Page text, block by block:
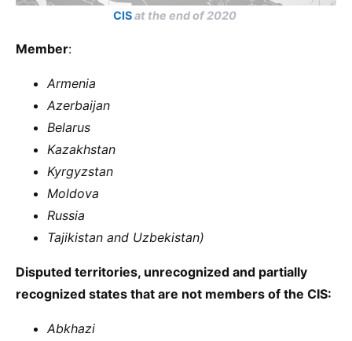
CISat the end of 2020
Member:
Armenia
Azerbaijan
Belarus
Kazakhstan
Kyrgyzstan
Moldova
Russia
Tajikistan and Uzbekistan)
Disputed territories, unrecognized and partially
recognized states that are not members of the CIS:
Abkhazi